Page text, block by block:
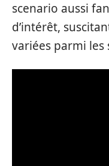
scenario aussi
d’intérêt,
variées parmi les